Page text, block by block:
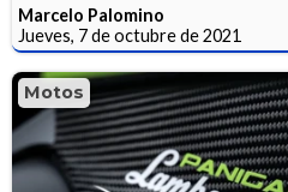
Marcelo Palomino
Jueves, 7 de octubre de 2021
Motos